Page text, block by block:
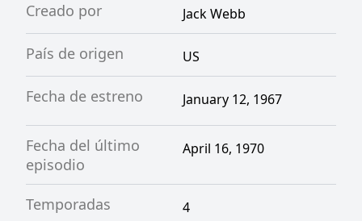
Creado por Jack Webb
País de origen US
Fecha de estreno January 12, 1967
Fecha del último
episodio
April 16, 1970
Temporadas 4